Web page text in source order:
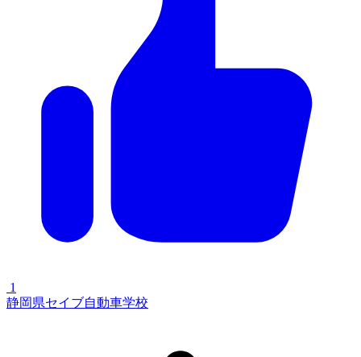
1
静岡県セイブ自動車学校